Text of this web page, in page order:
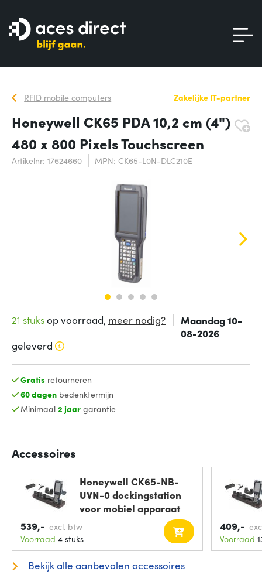
RFID mobile computers Zakelijke IT-partner
Honeywell CK65 PDA 10,2 cm (4")
480 x 800 Pixels Touchscreen
Artikelnr: 17624660 MPN: CK65-L0N-DLC210E
21 stuksop voorraad, meer nodig?
Maandag 10-
08-2026
geleverd
Gratis retourneren
60 dagenbedenktermijn
Minimaal 2 jaargarantie
Accessoires
Honeywell CK65-NB-
UVN-0 dockingstation
voor mobiel apparaat
539,- excl. btw
Voorraad 4 stuks
409,-
Voorraad
Bekijk alle aanbevolen accessoires